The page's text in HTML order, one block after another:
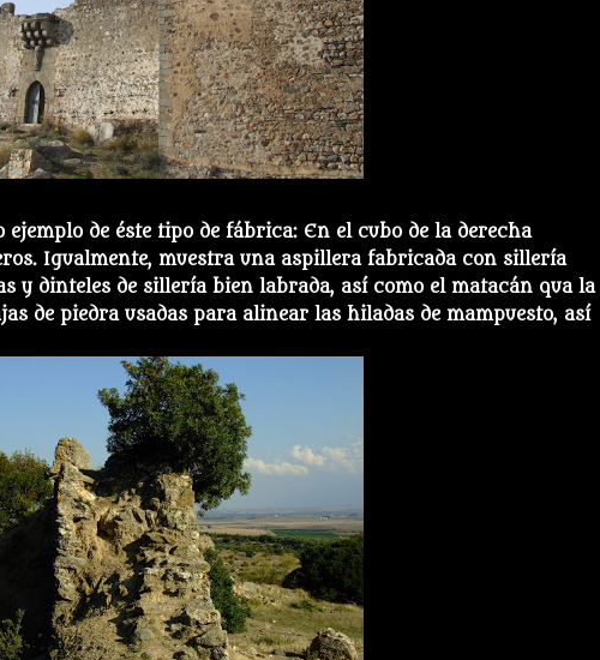
de éste tipo de fábrica: En el cubo de la derecha
Igualmente, muestra una aspillera fabricada con sillería
y dinteles de sillería bien labrada, así como el matacán qua la
de piedra usadas para alinear las hiladas de mampuesto, así